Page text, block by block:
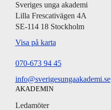
Sveriges unga akademi
Lilla Frescativägen 4A
SE-114 18 Stockholm
Visa på karta
070-673 94 45
info@sverigesungaakademi.se
AKADEMIN
Ledamöter